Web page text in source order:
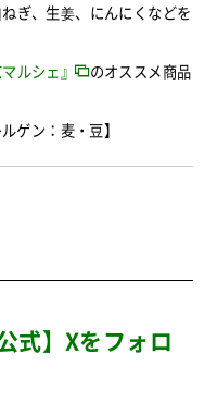
ぎ、生姜、にんにくなどを
ルシェ』
のオススメ商品
ゲン：麦・豆】
式】Xをフォロ